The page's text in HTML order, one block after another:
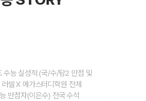
능 실성적 (국/수/탐2 만점 및
셀 X 메가스터디학원 전체
만점자(이은수) 전국 수석